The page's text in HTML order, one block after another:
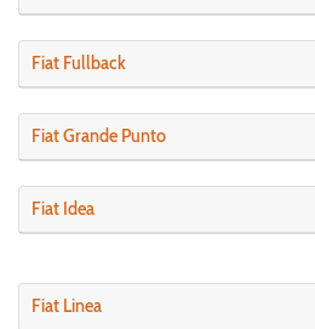
Fiat Fullback
Fiat Grande Punto
Fiat Idea
Fiat Linea